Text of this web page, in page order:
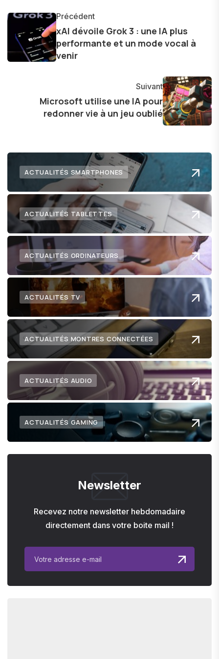
lumière les aspects pratiques de ces
innovations. Mon travail consiste également à
partager des réflexions sur l'impact de la
technologie sur notre vie quotidienne et à
Précédent
xAI dévoile Grok 3 : une IA plus
performante et un mode vocal à
venir
Suivant
Microsoft utilise une IA pour
redonner vie à un jeu oublié
ACTUALITÉS SMARTPHONES
ACTUALITÉS TABLETTES
ACTUALITÉS ORDINATEURS
ACTUALITÉS TV
ACTUALITÉS MONTRES CONNECTÉES
ACTUALITÉS AUDIO
ACTUALITÉS GAMING
Newsletter
Recevez notre newsletter hebdomadaire
directement dans votre boite mail !